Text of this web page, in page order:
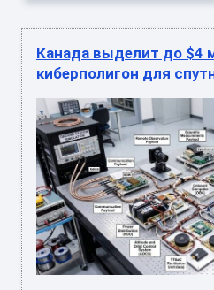
Канада выделит до $4
киберполигон для